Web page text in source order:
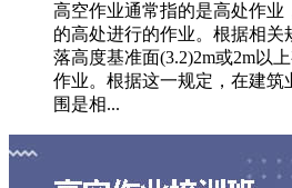
高空作业通常指的是高处作业
的高处进行的作业。根据相关
落高度基准面(3.2)2m或2m以
作业。根据这一规定，在建筑
围是相...